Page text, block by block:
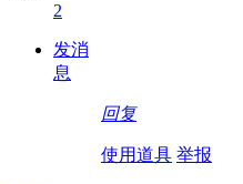
2
发消
息
回复
使用道具 举报